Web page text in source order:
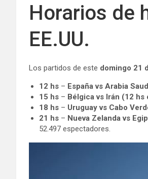
Horarios de
EE.UU.
Los partidos de este domingo 21
12 hs – España vs Arabia
15 hs – Bélgica vs Irán (12
18 hs – Uruguay vs Cabo
21 hs – Nueva Zelanda vs
52.497 espectadores.